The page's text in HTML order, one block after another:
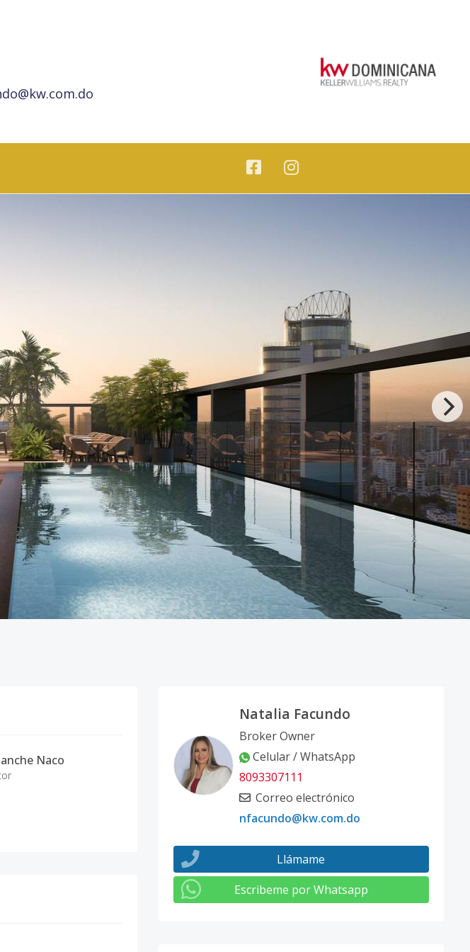
Naco
Natalia Facundo
Broker Owner
Celular / WhatsApp
8093307111
Correo electrónico
nfacundo@kw.com.do
Llámame
Escribeme por Whatsapp